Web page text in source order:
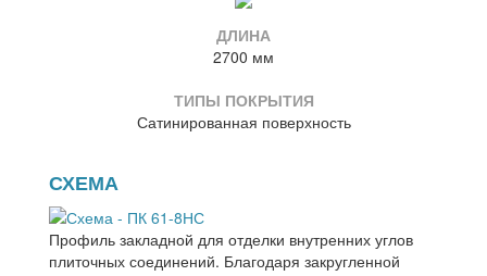
ДЛИНА
2700 мм
ТИПЫ ПОКРЫТИЯ
Сатинированная поверхность
СХЕМА
Профиль закладной для отделки внутренних углов
плиточных соединений. Благодаря закругленной